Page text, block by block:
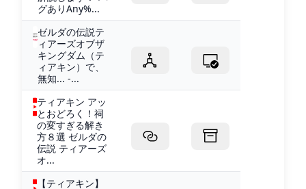
グありAny%...
ゼルダの伝説テ
ィアーズオブザ
キングダム（テ
ィアキン）で、
無知... -...
ティアキン アッ
とおどろく！祠
の変すぎる解き
方８選 ゼルダの
伝説 ティアーズ
オ...
【ティアキン】